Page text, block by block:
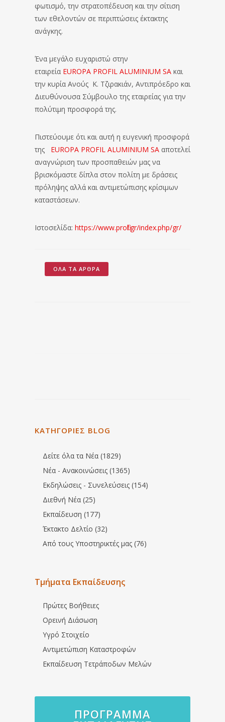
φωτισμό, την στρατοπέδευση και την σίτιση
των εθελοντών σε περιπτώσεις έκτακτης
ανάγκης.
Ένα μεγάλο ευχαριστώ στην
εταιρεία EUROPA PROFIL ALUMINIUM SA και
την κυρία Ανούς Κ. Τζιρακιάν, Αντιπρόεδρο και
Διευθύνουσα Σύμβουλο της εταιρείας για την
πολύτιμη προσφορά της.
Πιστεύουμε ότι και αυτή η ευγενική προσφορά
της EUROPA PROFIL ALUMINIUM SA αποτελεί
αναγνώριση των προσπαθειών μας να
βρισκόμαστε δίπλα στον πολίτη με δράσεις
πρόληψης αλλά και αντιμετώπισης κρίσιμων
καταστάσεων.
Ιστοσελίδα: https://www.profil.gr/index.php/gr/
ΌΛΑ ΤΑ ΆΡΘΡΑ
ΚΑΤΗΓΟΡΙΕΣ BLOG
Δείτε όλα τα Νέα (1829)
Νέα - Ανακοινώσεις (1365)
Εκδηλώσεις - Συνελεύσεις (154)
Διεθνή Νέα (25)
Εκπαίδευση (177)
Έκτακτο Δελτίο (32)
Από τους Υποστηρικτές μας (76)
Τμήματα Εκπαίδευσης
Πρώτες Βοήθειες
Ορεινή Διάσωση
Υγρό Στοιχείο
Αντιμετώπιση Καταστροφών
Εκπαίδευση Τετράποδων Μελών
ΠΡΌΓΡΑΜΜΑ